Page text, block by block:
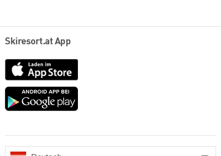
Skiresort.at App
App
Store
Google